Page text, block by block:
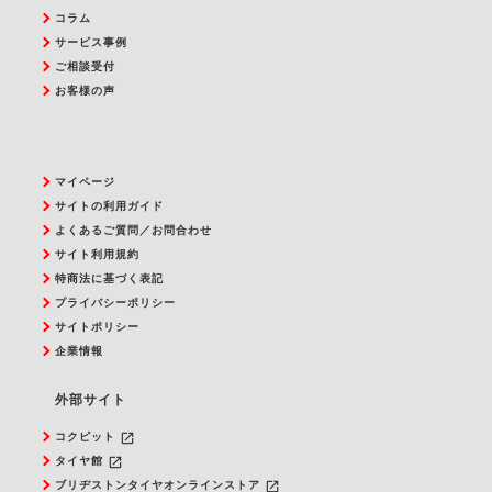
コラム
サービス事例
ご相談受付
お客様の声
マイページ
サイトの利用ガイド
よくあるご質問／お問合わせ
サイト利用規約
特商法に基づく表記
プライバシーポリシー
サイトポリシー
企業情報
外部サイト
コクピット launch
タイヤ館 launch
ブリヂストンタイヤオンラインストア launch